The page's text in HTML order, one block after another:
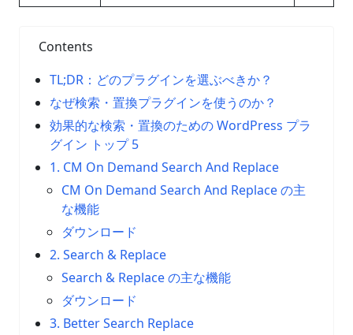
Contents
TL;DR：どのプラグインを選ぶべきか？
なぜ検索・置換プラグインを使うのか？
効果的な検索・置換のための WordPress プラ
グイン トップ 5
1. CM On Demand Search And Replace
CM On Demand Search And Replace の主
な機能
ダウンロード
2. Search & Replace
Search & Replace の主な機能
ダウンロード
3. Better Search Replace